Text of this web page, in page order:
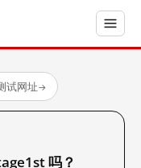
试网址→
吗？